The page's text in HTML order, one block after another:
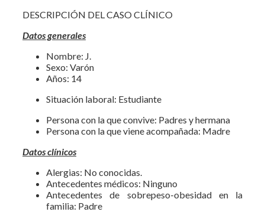
DESCRIPCIÓN DEL CASO CLÍNICO
Datos generales
Nombre: J.
Sexo: Varón
Años: 14
Situación laboral: Estudiante
Persona con la que convive: Padres y hermana
Persona con la que viene acompañada: Madre
Datos clínicos
Alergias: No conocidas.
Antecedentes médicos: Ninguno
Antecedentes de sobrepeso-obesidad en la
familia: Padre